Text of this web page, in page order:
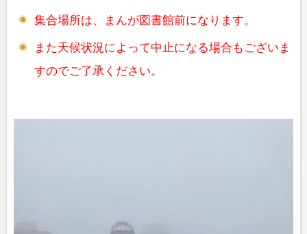
集合場所は、まんが図書館前になります。
また天候状況によって中止になる場合もございま
すのでご了承ください。